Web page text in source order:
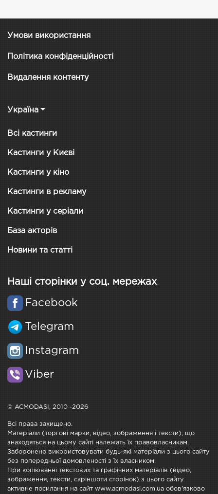
Умови використання
Політика конфіденційності
Видалення контенту
Україна
Всі кастинги
Кастинги у Києві
Кастинги у кіно
Кастинги в рекламу
Кастинги у серіали
База акторів
Новини та статті
Наші сторінки у соц. мережах
Facebook
Telegram
Instagram
Viber
© ACMODASI, 2010 -2026
Всі права захищено.
Матеріали (торгові марки, відео, зображення і тексти), що
знаходяться на цьому сайті належать їх правовласникам.
Заборонено використовувати будь-які матеріали з цього сайту
без попередньої домовленості з їх власником.
При копіюванні текстових та графічних матеріалів (відео,
зображення, тексти, скріншоти сторінок) з цього сайту
активне посилання на сайт www.acmodasi.com.ua обов'язково